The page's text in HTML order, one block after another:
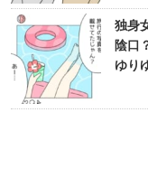
独身
陰口
ゆり